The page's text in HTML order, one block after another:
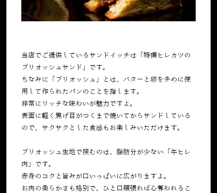
当店でご提供しているサンドイッチは「特撰ヒレカツの
ブリオッシュサンド」です。
ちなみに「ブリオッシュ」とは、バターと卵を多めに使
用して作られたパンのことを指します。
非常にリッチな味わいが魅力ですよ。
表面に軽く焦げ目がつくまで焼いてからサンドしている
ので、サクサクとした食感もお楽しみいただけます。
ブリオッシュ生地で挟むのは、脂肪分が少ない「牛ヒレ
肉」です。
赤身のコクと旨みが口いっぱいに広がりますよ。
お肉の柔らかさも格別で、ひと口頬張れば心奪われるこ